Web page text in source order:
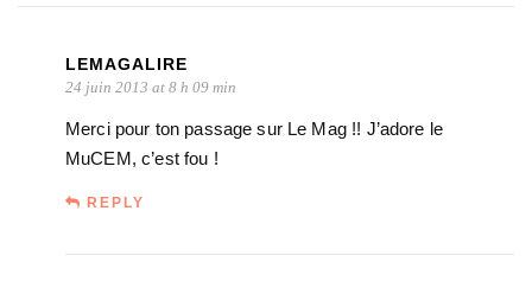
LEMAGALIRE
24 juin 2013 at 8 h 09 min
Merci pour ton passage sur Le Mag !! J’adore le
MuCEM, c’est fou !
REPLY